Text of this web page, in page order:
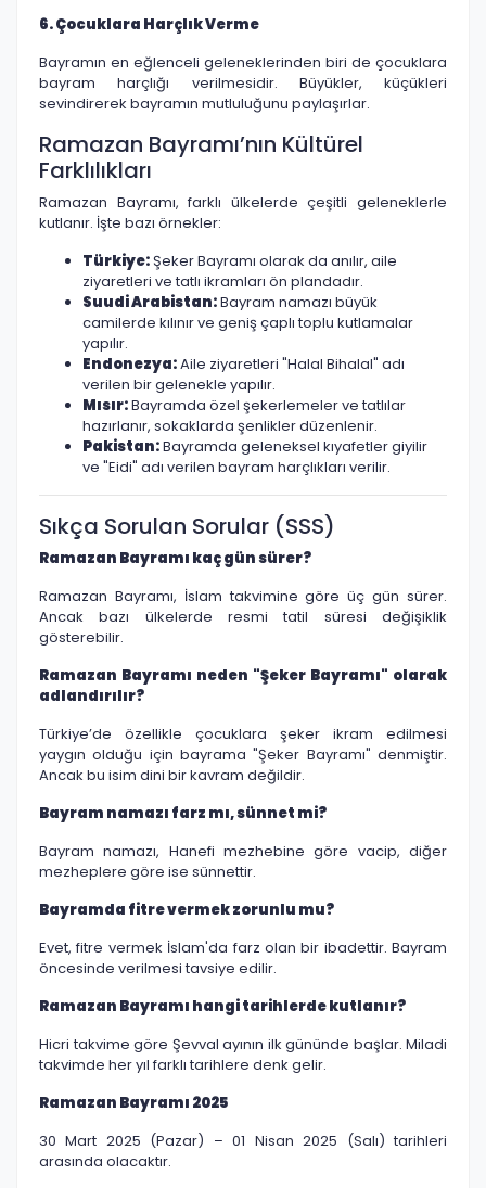
6. Çocuklara Harçlık Verme
Bayramın en eğlenceli geleneklerinden biri de çocuklara
bayram harçlığı verilmesidir. Büyükler, küçükleri
sevindirerek bayramın mutluluğunu paylaşırlar.
Ramazan Bayramı’nın Kültürel
Farklılıkları
Ramazan Bayramı, farklı ülkelerde çeşitli geleneklerle
kutlanır. İşte bazı örnekler:
Türkiye:Şeker Bayramı olarak da anılır, aile
ziyaretleri ve tatlı ikramları ön plandadır.
Suudi Arabistan:Bayram namazı büyük
camilerde kılınır ve geniş çaplı toplu kutlamalar
yapılır.
Endonezya:Aile ziyaretleri "Halal Bihalal" adı
verilen bir gelenekle yapılır.
Mısır:Bayramda özel şekerlemeler ve tatlılar
hazırlanır, sokaklarda şenlikler düzenlenir.
Pakistan:Bayramda geleneksel kıyafetler giyilir
ve "Eidi" adı verilen bayram harçlıkları verilir.
Sıkça Sorulan Sorular (SSS)
Ramazan Bayramı kaç gün sürer?
Ramazan Bayramı, İslam takvimine göre üç gün sürer.
Ancak bazı ülkelerde resmi tatil süresi değişiklik
gösterebilir.
Ramazan Bayramı neden "Şeker Bayramı" olarak
adlandırılır?
Türkiye’de özellikle çocuklara şeker ikram edilmesi
yaygın olduğu için bayrama "Şeker Bayramı" denmiştir.
Ancak bu isim dini bir kavram değildir.
Bayram namazı farz mı, sünnet mi?
Bayram namazı, Hanefi mezhebine göre vacip, diğer
mezheplere göre ise sünnettir.
Bayramda fitre vermek zorunlu mu?
Evet, fitre vermek İslam'da farz olan bir ibadettir. Bayram
öncesinde verilmesi tavsiye edilir.
Ramazan Bayramı hangi tarihlerde kutlanır?
Hicri takvime göre Şevval ayının ilk gününde başlar. Miladi
takvimde her yıl farklı tarihlere denk gelir.
Ramazan Bayramı 2025
30 Mart 2025 (Pazar) – 01 Nisan 2025 (Salı) tarihleri
arasında olacaktır.